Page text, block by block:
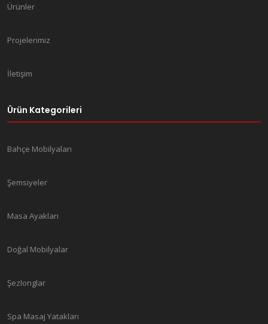
Ürünler
Projelerimiz
İletişim
Ürün Kategorileri
Bahçe Mobilyaları
Şemsiyeler
Masa Ayakları
Doğal Mobilyalar
Şezlonglar
Spa Masaj Yatakları